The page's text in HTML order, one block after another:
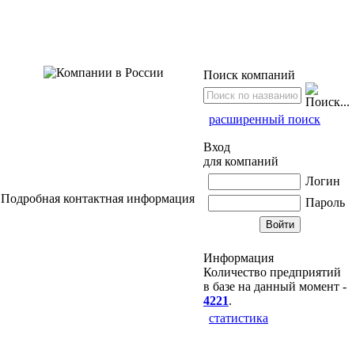
Подробная контактная информация
Поиск компаний
расширенный поиск
Вход
для компаний
Логин
Пароль
Информация
Количество предприятий
в базе на данный момент -
4221.
статистика